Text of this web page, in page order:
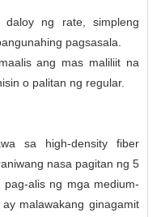
ng rate, simpleng
pagsasala.
ang mas maliliit na
o palitan ng regular.
sa high-density fiber
nasa pagitan ng 5
alis ng mga medium-
malawakang ginagamit